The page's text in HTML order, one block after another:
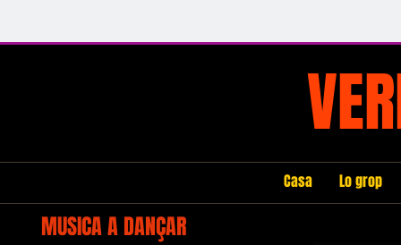
Casa Lo grop
MUSICA A DANÇAR